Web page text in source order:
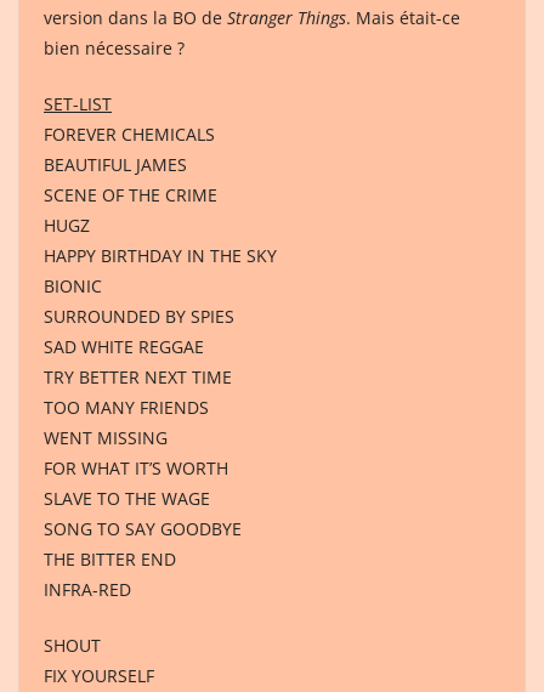
version dans la BO de Stranger Things. Mais était-ce
bien nécessaire ?
SET-LIST
FOREVER CHEMICALS
BEAUTIFUL JAMES
SCENE OF THE CRIME
HUGZ
HAPPY BIRTHDAY IN THE SKY
BIONIC
SURROUNDED BY SPIES
SAD WHITE REGGAE
TRY BETTER NEXT TIME
TOO MANY FRIENDS
WENT MISSING
FOR WHAT IT’S WORTH
SLAVE TO THE WAGE
SONG TO SAY GOODBYE
THE BITTER END
INFRA-RED
SHOUT
FIX YOURSELF